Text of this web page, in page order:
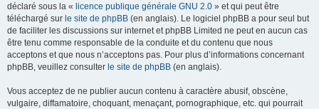
déclaré sous la « licence publique générale GNU 2.0 » et qui peut être
téléchargé sur le site de phpBB (en anglais). Le logiciel phpBB a pour seul but
de faciliter les discussions sur internet et phpBB Limited ne peut en aucun cas
être tenu comme responsable de la conduite et du contenu que nous
acceptons et que nous n’acceptons pas. Pour plus d’informations concernant
phpBB, veuillez consulter le site de phpBB (en anglais).
Vous acceptez de ne publier aucun contenu à caractère abusif, obscène,
vulgaire, diffamatoire, choquant, menaçant, pornographique, etc. qui pourrait